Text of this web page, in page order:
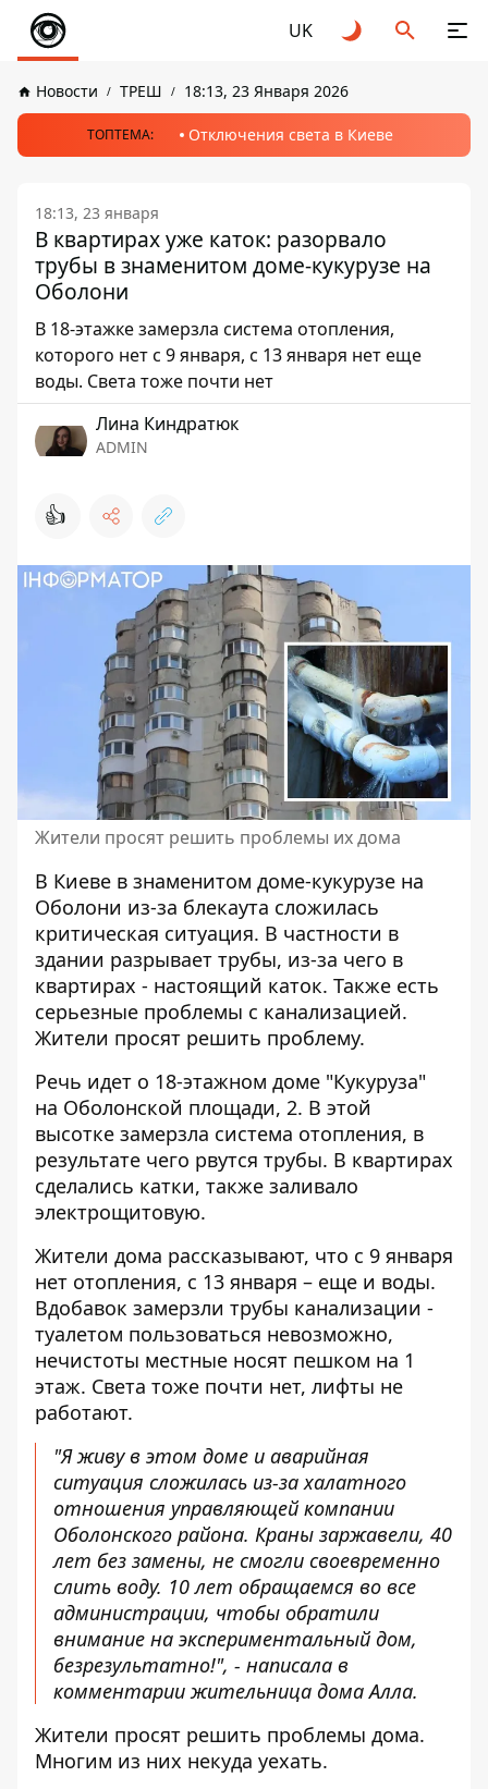
UK
Новости ТРЕШ 18:13, 23 Января 2026
ТОПТЕМА: Отключения света в Киеве
18:13, 23 января
В квартирах уже каток: разорвало
трубы в знаменитом доме-кукурузе на
Оболони
В 18-этажке замерзла система отопления,
которого нет с 9 января, с 13 января нет еще
воды. Света тоже почти нет
Лина Киндратюк
ADMIN
👍
Жители просят решить проблемы их дома
В Киеве в знаменитом доме-кукурузе на
Оболони из-за блекаута сложилась
критическая ситуация. В частности в
здании разрывает трубы, из-за чего в
квартирах - настоящий каток. Также есть
серьезные проблемы с канализацией.
Жители просят решить проблему.
Речь идет о 18-этажном доме "Кукуруза"
на Оболонской площади, 2. В этой
высотке замерзла система отопления, в
результате чего рвутся трубы. В квартирах
сделались катки, также заливало
электрощитовую.
Жители дома рассказывают, что с 9 января
нет отопления, с 13 января – еще и воды.
Вдобавок замерзли трубы канализации -
туалетом пользоваться невозможно,
нечистоты местные носят пешком на 1
этаж. Света тоже почти нет, лифты не
работают.
"Я живу в этом доме и аварийная
ситуация сложилась из-за халатного
отношения управляющей компании
Оболонского района. Краны заржавели, 40
лет без замены, не смогли своевременно
слить воду. 10 лет обращаемся во все
администрации, чтобы обратили
внимание на экспериментальный дом,
безрезультатно!", - написала в
комментарии жительница дома Алла.
Жители просят решить проблемы дома.
Многим из них некуда уехать.